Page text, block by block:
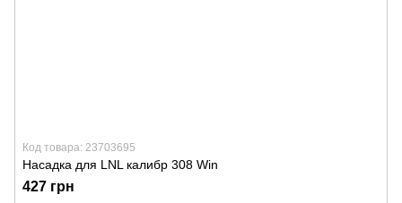
Код товара: 23703695
Насадка для LNL калибр 308 Win
427 грн